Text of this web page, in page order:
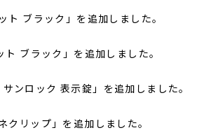
ト ブラック」を追加しました。
ブラック」を追加しました。
ンロック 表示錠」を追加しました。
クリップ」を追加しました。